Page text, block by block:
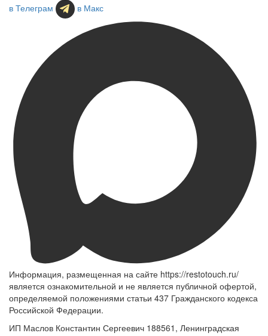
в Телеграм
в Макс
Информация, размещенная на сайте https://restotouch.ru/
является ознакомительной и не является публичной офертой,
определяемой положениями статьи 437 Гражданского кодекса
Российской Федерации.
ИП Маслов Константин Сергеевич 188561, Ленинградская